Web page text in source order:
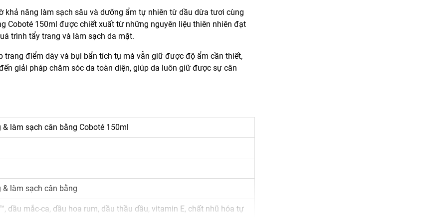
khả năng làm sạch sâu và dưỡng ẩm tự nhiên từ dầu dừa tươi cùng
Coboté 150ml được chiết xuất từ những nguyên liệu thiên nhiên đạt
trình tẩy trang và làm sạch da mặt.
điểm dày và bụi bẩn tích tụ mà vẫn giữ được độ ẩm cần thiết,
giải pháp chăm sóc da toàn diện, giúp da luôn giữ được sự cân
& làm sạch cân bằng Coboté 150ml
& làm sạch cân bằng
dầu mắc-ca, dầu hoa rum, dầu thầu dầu, vitamin E, chất nhũ hóa tự